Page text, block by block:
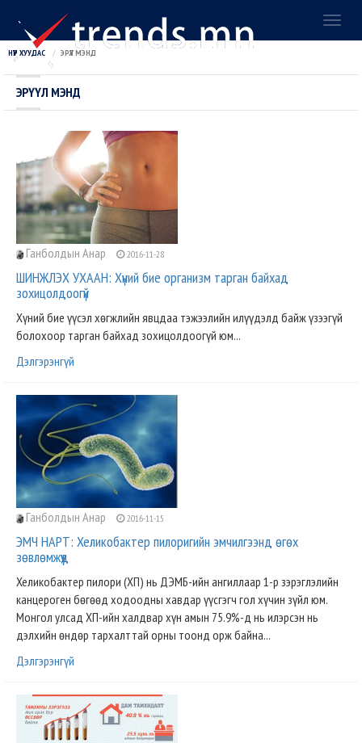
НҮҮР ХУУДАС ЭРҮҮЛ МЭНД
ЭРҮҮЛ МЭНД
Ганболдын Анар 2016-11-28
ШИНЖЛЭХ УХААН: Хүний бие организм тарган байхад
зохицолдоогүй
Хүний бие үүсэл хөгжлийн явцдаа тэжээлийн илүүдэлд байж үзээгүй
болохоор тарган байхад зохицолдоогүй юм...
Дэлгэрэнгүй
Ганболдын Анар 2016-11-15
ЭМЧ НАРТ: Хеликобактер пилоригийн эмчилгээнд өгөх
зөвлөмжүүд
Хеликобактер пилори (ХП) нь ДЭМБ-ийн ангиллаар 1-р зэрэглэлийн
канцероген бөгөөд ходоодны хавдар үүсгэгч гол хүчин зүйл юм.
Монгол улсад ХП-ийн халдвар хүн амын 75.9%-д нь илэрсэн нь
дэлхийн өндөр тархалттай орны тоонд орж байна...
Дэлгэрэнгүй